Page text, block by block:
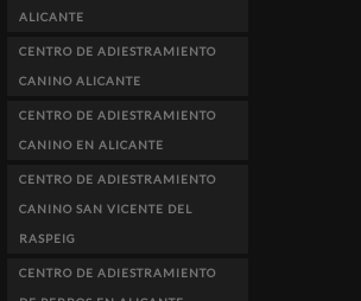
ALICANTE
CENTRO DE ADIESTRAMIENTO
CANINO ALICANTE
CENTRO DE ADIESTRAMIENTO
CANINO EN ALICANTE
CENTRO DE ADIESTRAMIENTO
CANINO SAN VICENTE DEL
RASPEIG
CENTRO DE ADIESTRAMIENTO